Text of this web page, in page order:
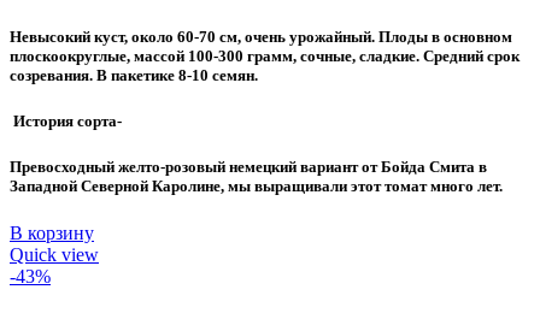
составляла
70 ₽.
40 ₽.
Невысокий куст, около 60-70 см, очень урожайный. Плоды в основном
плоскоокруглые, массой 100-300 грамм, сочные, сладкие. Средний срок
созревания. В пакетике 8-10 семян.
История сорта-
Превосходный желто-розовый немецкий вариант от Бойда Смита в
Западной Северной Каролине, мы выращивали этот томат много лет.
В корзину
Quick view
-43%